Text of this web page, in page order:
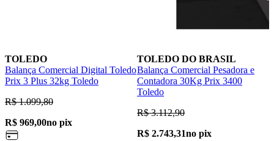
TOLEDO
Balança Comercial Digital Toledo
Prix 3 Plus 32kg Toledo
R$ 1.099,80
R$ 969,00no pix
TOLEDO DO BRASIL
Balança Comercial Pesadora e
Contadora 30Kg Prix 3400
Toledo
R$ 3.112,90
R$ 2.743,31no pix